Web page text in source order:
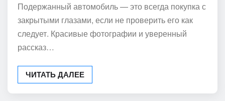
Подержанный автомобиль — это всегда покупка с
закрытыми глазами, если не проверить его как
следует. Красивые фотографии и уверенный
рассказ…
ЧИТАТЬ ДАЛЕЕ